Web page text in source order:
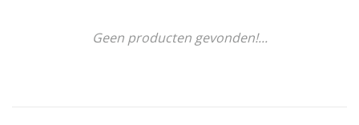
Geen producten gevonden!...